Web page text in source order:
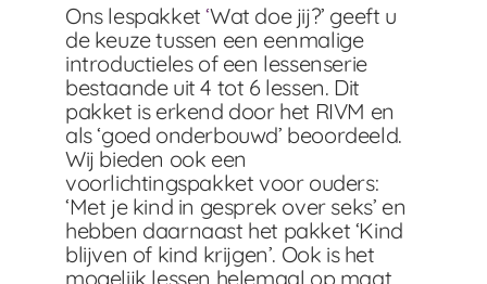
Ons lespakket‘Wat doe jij?’ geeft u
de keuze tussen een eenmalige
introductieles of een lessenserie
bestaande uit 4 tot 6 lessen. Dit
pakket is erkend door het RIVM en
als ‘goed onderbouwd’ beoordeeld.
Wij bieden ook een
voorlichtingspakket voor ouders:
‘Met je kind in gesprek over seks’ en
hebben daarnaast het pakket ‘Kind
blijven of kind krijgen’. Ook is het
mogelijk lessen helemaal op maat